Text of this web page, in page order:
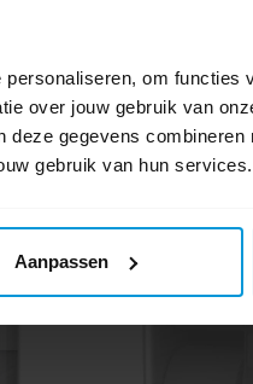
om functies
over jouw gebruik van
gegevens
gebruik van hun services.
Aanpassen